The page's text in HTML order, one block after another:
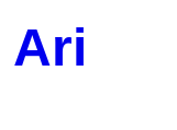
Ari